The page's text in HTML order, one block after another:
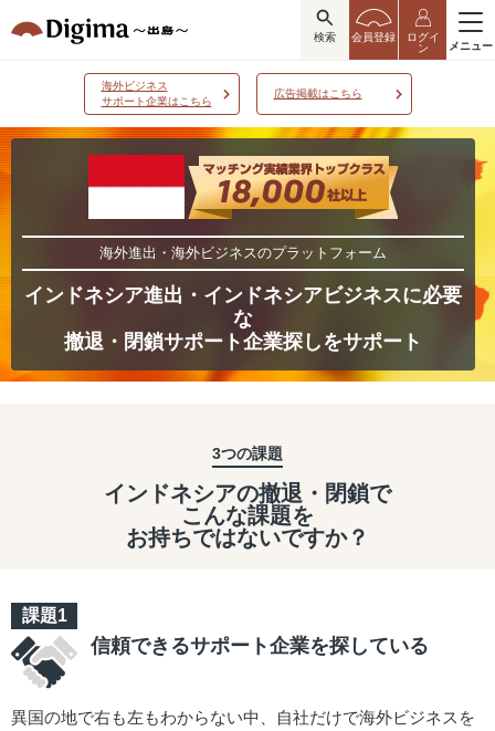
検索 会員登録
ログイ
ン
メニュー
海外ビジネス
サポート企業はこちら
広告掲載はこちら
海外進出・海外ビジネスのプラットフォーム
インドネシア進出・インドネシアビジネスに必要
な
撤退・閉鎖サポート企業探しをサポート
3つの課題
インドネシアの撤退・閉鎖で
こんな課題を
お持ちではないですか？
信頼できるサポート企業を探している
異国の地で右も左もわからない中、自社だけで海外ビジネスを